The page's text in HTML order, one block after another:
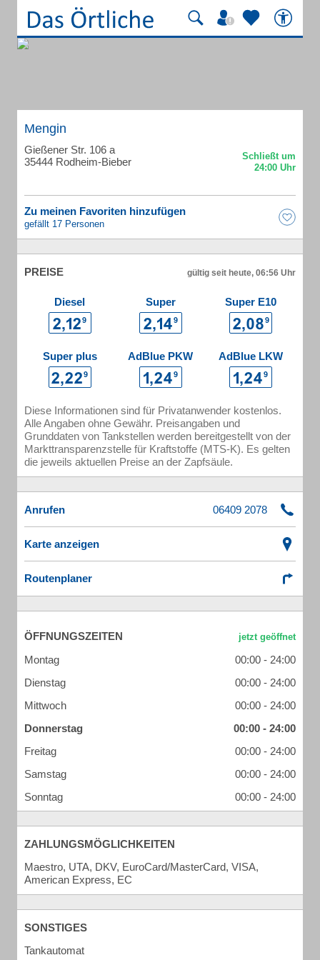
Mengin
Gießener Str. 106 a
35444 Rodheim-Bieber
Zu meinen Favoriten hinzufügen
gefällt 17 Personen
PREISE gültig seit heute, 06:56 Uhr
Diesel Super Super E10
Super plus AdBlue PKW AdBlue LKW
Diese Informationen sind für Privatanwender kostenlos.
Alle Angaben ohne Gewähr. Preisangaben und
Grunddaten von Tankstellen werden bereitgestellt von der
Markttransparenzstelle für Kraftstoffe (MTS-K). Es gelten
die jeweils aktuellen Preise an der Zapfsäule.
Anrufen
Karte anzeigen
Routenplaner
ÖFFNUNGSZEITEN
Montag
00:00 - 24:00
Dienstag
00:00 - 24:00
Mittwoch
00:00 - 24:00
Donnerstag
00:00 - 24:00
Freitag
00:00 - 24:00
Samstag
00:00 - 24:00
Sonntag
00:00 - 24:00
ZAHLUNGSMÖGLICHKEITEN
Maestro, UTA, DKV, EuroCard/MasterCard, VISA,
American Express, EC
SONSTIGES
Tankautomat